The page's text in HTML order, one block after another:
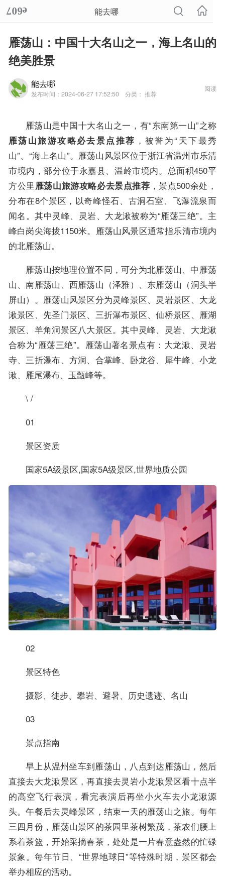
能去哪
雁荡山：中国十大名山之一，海上名山的
绝美胜景
能去哪
发布时间：2024-06-27 17:52:50 分类： 推荐
阅读
雁荡山是中国十大名山之一，有“东南第一山”之称
雁荡山旅游攻略必去景点推荐 ，被誉为“天下最秀
山”、“海上名山”。雁荡山风景区位于浙江省温州市乐清
市境内，部分位于永嘉县、温岭市境内。总面积450平
方公里 雁荡山旅游攻略必去景点推荐 ，景点500余处，
分布在8个景区，以奇峰怪石、古洞石室、飞瀑流泉而
闻名。其中灵峰、灵岩、大龙湫被称为“雁荡三绝”。主
峰白岗尖海拔1150米。雁荡山风景区通常指乐清市境内
的北雁荡山。
雁荡山按地理位置不同，可分为北雁荡山、中雁荡
山、南雁荡山、西雁荡山（泽雅）、东雁荡山（洞头半
屏山）。雁荡山风景区分为灵峰景区、灵岩景区、大龙
湫景区、先圣门景区、三折瀑布景区、仙桥景区、雁湖
景区、羊角洞景区八大景区。其中灵峰、灵岩、大龙湫
合称为“雁荡三绝”。雁荡山著名景点有：大龙湫、灵岩
寺、三折瀑布、方洞、合掌峰、卧龙谷、犀牛峰、小龙
湫、雁尾瀑布、玉甑峰等。
\ /
01
景区资质
国家5A级景区,国家5A级景区,世界地质公园
02
景区特色
摄影、徒步、攀岩、避暑、历史遗迹、名山
03
景点指南
早上从温州坐车到雁荡山，八点到达雁荡山，然后
直接去大龙湫景区，再直接去灵岩小龙湫景区看十点半
的高空飞行表演，看完表演后再坐小火车去小龙湫源
头。午餐后去灵峰景区，结束一天的雁荡山之旅。每年
三四月份，雁荡山景区的茶园里茶树繁茂，茶农们腰上
系着茶篮，开始采摘春茶，处处是一片春意盎然的忙碌
景象。每年节日、“世界地球日”等特殊时期，景区都会
举办相应的活动。